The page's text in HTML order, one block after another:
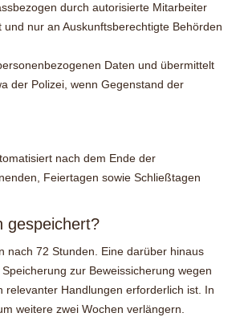
durch autorisierte Mitarbeiter
nur an Auskunftsberechtigte Behörden
Daten und übermittelt
der Polizei, wenn Gegenstand der
nach dem Ende der
Feiertagen sowie Schließtagen
gespeichert?
nach 72 Stunden. Eine darüber hinaus
zur Beweissicherung wegen
relevanter Handlungen erforderlich ist. In
weitere zwei Wochen verlängern.